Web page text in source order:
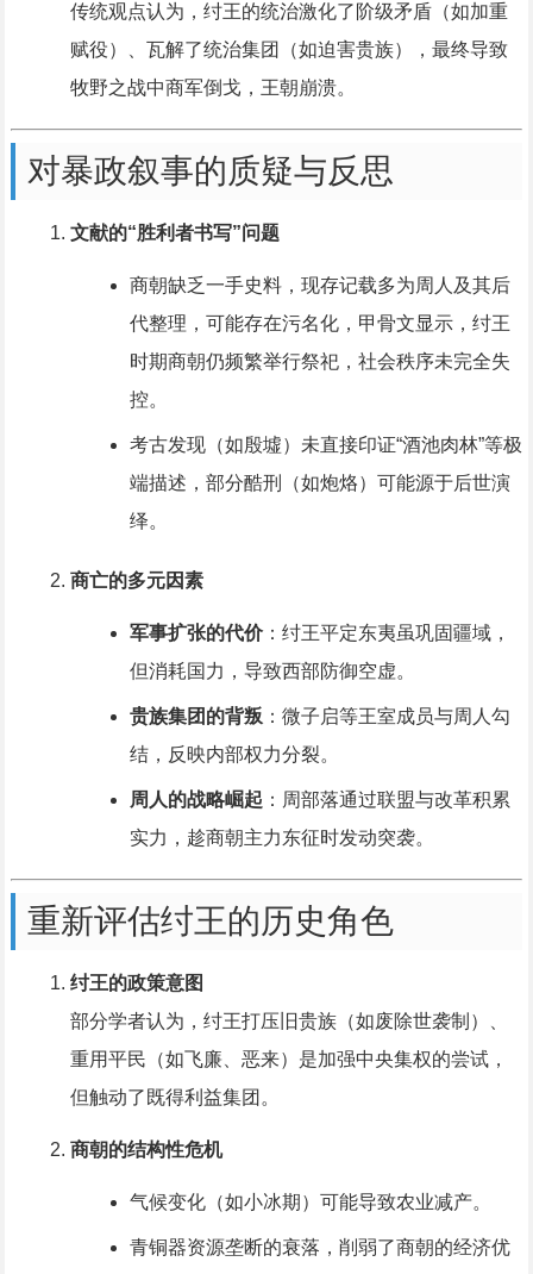
传统观点认为，纣王的统治激化了阶级矛盾（如加重
赋役）、瓦解了统治集团（如迫害贵族），最终导致
牧野之战中商军倒戈，王朝崩溃。
对暴政叙事的质疑与反思
文献的“胜利者书写”问题
商朝缺乏一手史料，现存记载多为周人及其后
代整理，可能存在污名化，甲骨文显示，纣王
时期商朝仍频繁举行祭祀，社会秩序未完全失
控。
考古发现（如殷墟）未直接印证“酒池肉林”等极
端描述，部分酷刑（如炮烙）可能源于后世演
绎。
商亡的多元因素
军事扩张的代价：纣王平定东夷虽巩固疆域，
但消耗国力，导致西部防御空虚。
贵族集团的背叛：微子启等王室成员与周人勾
结，反映内部权力分裂。
周人的战略崛起 ：周部落通过联盟与改革积累
实力，趁商朝主力东征时发动突袭。
重新评估纣王的历史角色
纣王的政策意图
部分学者认为，纣王打压旧贵族（如废除世袭制）、
重用平民（如飞廉、恶来）是加强中央集权的尝试，
但触动了既得利益集团。
商朝的结构性危机
气候变化（如小冰期）可能导致农业减产。
青铜器资源垄断的衰落，削弱了商朝的经济优